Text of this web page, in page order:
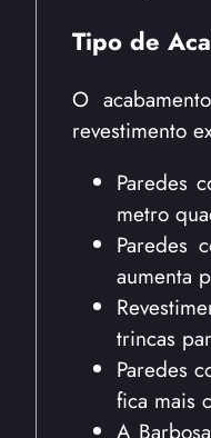
Tipo de
O
revestimento
Paredes
metro
Paredes
aumenta
trincas
Paredes
fica mais
A